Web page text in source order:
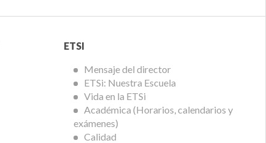
Menú
ETSi
ETSI
Mensaje del director
ETSi: Nuestra Escuela
Vida en la ETSi
Académica (Horarios, calendarios y
exámenes)
Calidad